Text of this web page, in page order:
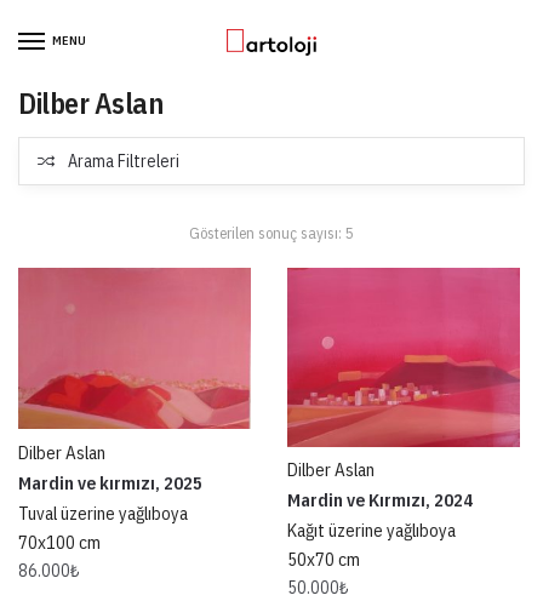
MENU
Dilber Aslan
Arama Filtreleri
Gösterilen sonuç sayısı: 5
Dilber Aslan
Mardin ve kırmızı, 2025
Tuval üzerine yağlıboya
70x100 cm
86.000₺
Dilber Aslan
Mardin ve Kırmızı, 2024
Kağıt üzerine yağlıboya
50x70 cm
50.000₺